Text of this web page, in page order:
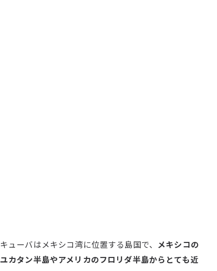
キューバはメキシコ湾に位置する島国で、 メキシコの
ユカタン半島やアメリカのフロリダ半島からとても近